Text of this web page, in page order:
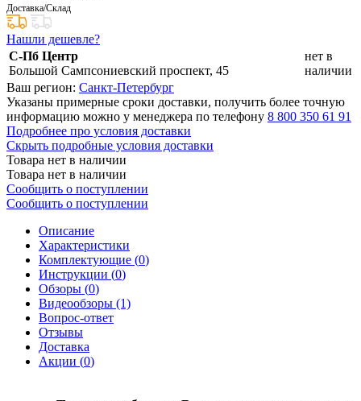
Доставка/Склад
Нашли дешевле?
С-Пб Центр
Большой Сампсониевский проспект, 45
нет в
наличии
Ваш регион: Санкт-Петербург
Указаны примерные сроки доставки, получить более точную
информацию можно у менеджера по телефону 8 800 350 61 91
Подробнее про условия доставки
Скрыть подробные условия доставки
Товара нет в наличии
Товара нет в наличии
Сообщить о поступлении
Сообщить о поступлении
Описание
Характеристики
Комплектующие (0)
Инструкции (0)
Обзоры (0)
Видеообзоры (1)
Вопрос-ответ
Отзывы
Доставка
Акции (0)